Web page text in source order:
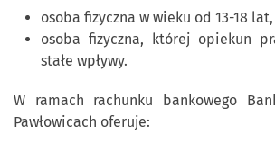
osoba fizyczna w wieku od 13-18 lat,
osoba fizyczna, której opiekun
stałe wpływy.
W ramach rachunku bankowego
Pawłowicach oferuje: